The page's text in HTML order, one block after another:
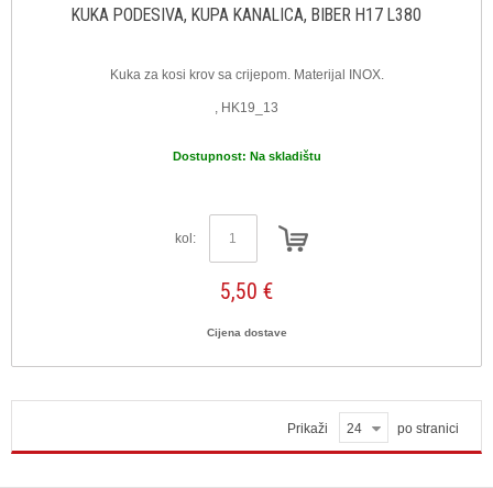
KUKA PODESIVA, KUPA KANALICA, BIBER H17 L380
Kuka za kosi krov sa crijepom. Materijal INOX.
, HK19_13
Dostupnost: Na skladištu
kol:
5,50 €
Cijena dostave
Prikaži 24 po stranici